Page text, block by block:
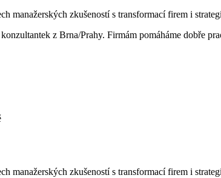
manažerských zkušeností s transformací firem i
z Brna/Prahy. Firmám pomáháme dobře
manažerských zkušeností s transformací firem i